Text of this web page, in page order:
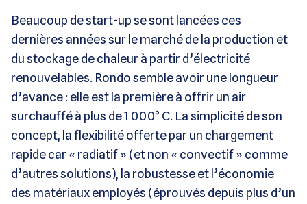
Beaucoup de start-up se sont lancées ces
dernières années sur le marché de la production et
du stockage de chaleur à partir d’électricité
renouvelables. Rondo semble avoir une longueur
d’avance : elle est la première à offrir un air
surchauffé à plus de 1 000° C. La simplicité de son
concept, la flexibilité offerte par un chargement
rapide car « radiatif » (et non « convectif » comme
d’autres solutions), la robustesse et l’économie
des matériaux employés (éprouvés depuis plus d’un